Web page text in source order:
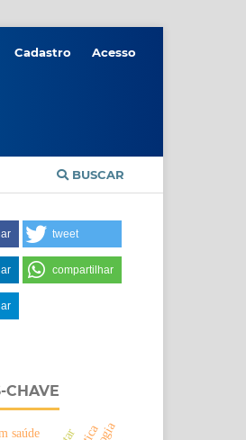
BUSCAR
Cadastro Acesso
tweet
compartilhar
CHAVE
saúde